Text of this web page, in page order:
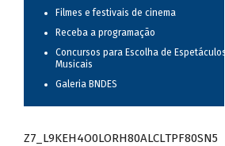
Filmes e festivais de cinema
Receba a programação
Concursos para Escolha de Espetáculos
Musicais
Galeria BNDES
Z7_L9KEH4O0LORH80ALCLTPF80SN5